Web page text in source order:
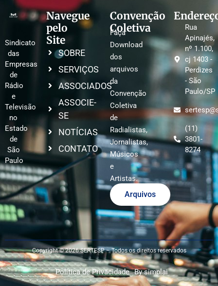
Sindicato
das
Empresas
de
Rádio
e
Televisão
no
Estado
de
São
Paulo
Navegue
pelo
Site
SOBRE
SERVIÇOS
ASSOCIADOS
ASSOCIE-
SE
NOTÍCIAS
CONTATO
Convenção
Coletiva
Faça
Download
dos
arquivos
da
Convenção
Coletiva
de
Radialistas,
Jornalistas,
Músicos
e
Artistas.
Arquivos
Rua
Apinajés,
nº 1.100,
cj 1403 -
Perdizes
- São
Paulo/SP
(11)
3801-
8274
Copyright © 2026 SERTESP – Todos os direitos reservados
Política de Privacidade By simplai